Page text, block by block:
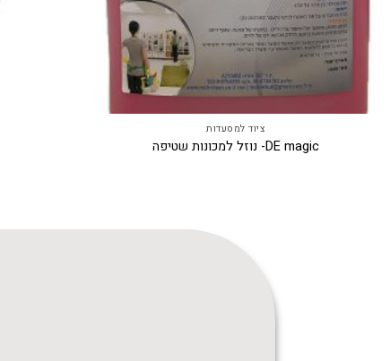
ציוד למסעדות
DE magic- נוזל למכונות שטיפה